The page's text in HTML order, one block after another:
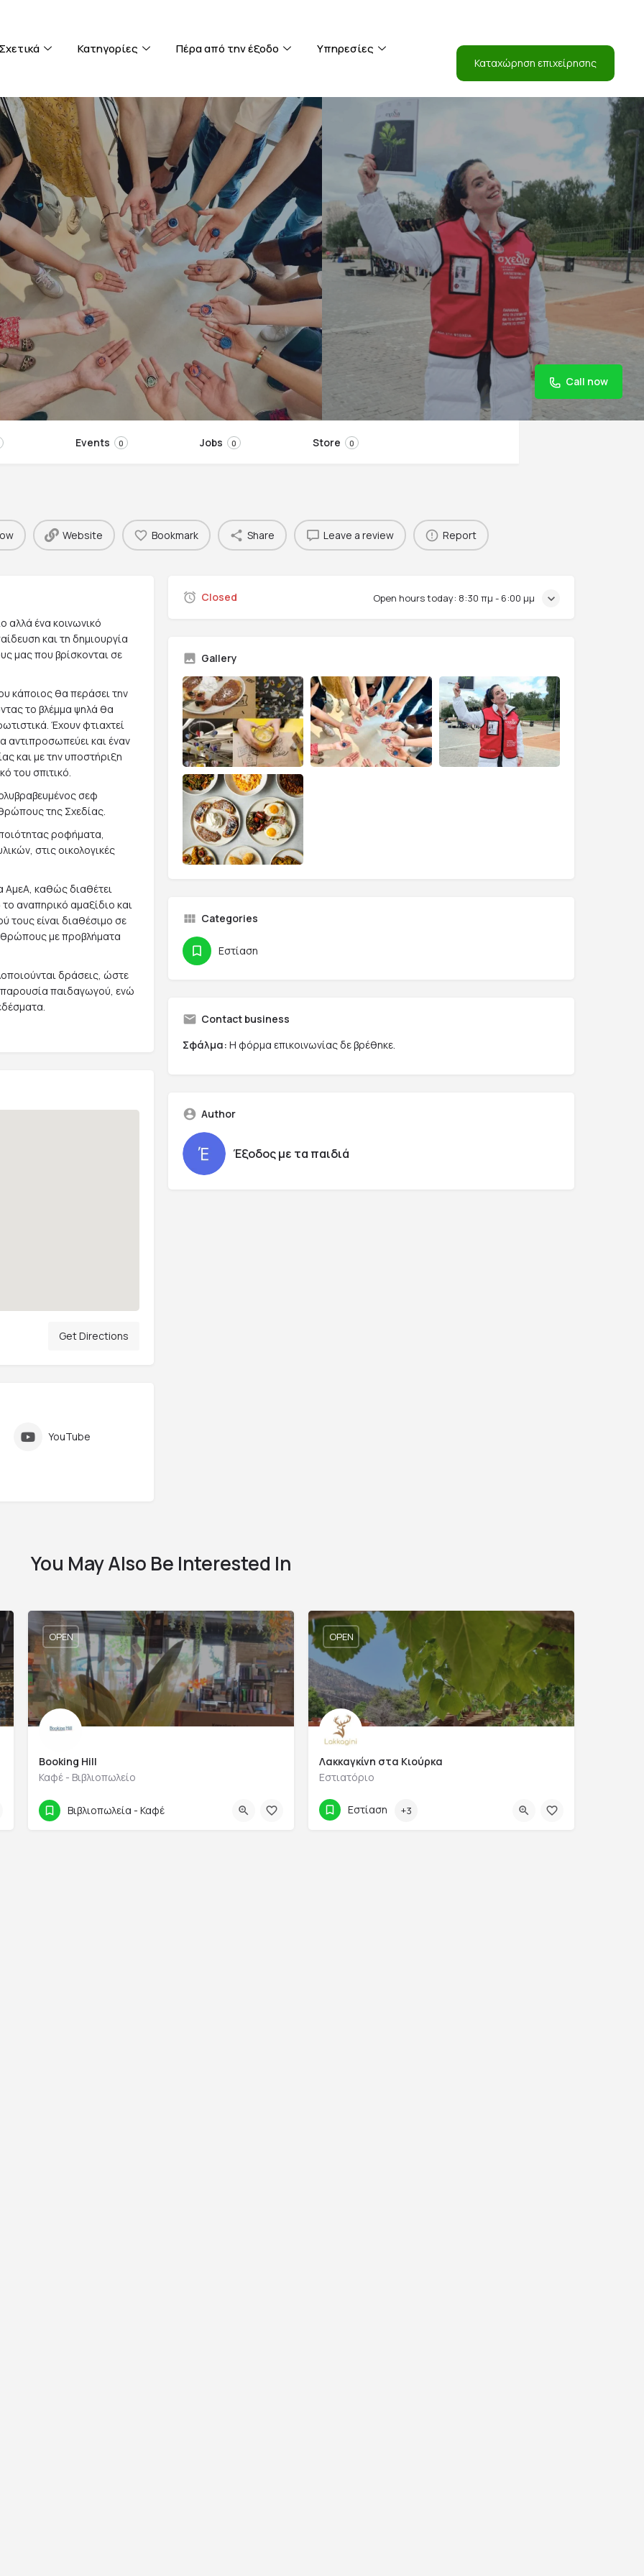
Σχετικά Κατηγορίες Πέρα από την έξοδο Υπηρεσίες
Καταχώρηση επιχείρησης
Call now
Events 0 Jobs 0 Store 0
Website Bookmark Share Leave a review Report
αλλά ένα κοινωνικό
και τη δημιουργία
μας που βρίσκονται σε
κάποιος θα περάσει την
το βλέμμα ψηλά θα
Έχουν φτιαχτεί
αντιπροσωπεύει και έναν
και με την υποστήριξη
του σπιτικό.
σεφ
της Σχεδίας.
ροφήματα,
στις οικολογικές
ΑμεΑ, καθώς διαθέτει
αναπηρικό αμαξίδιο και
τους είναι διαθέσιμο σε
με προβλήματα
δράσεις, ώστε
παρουσία παιδαγωγού, ενώ
Get Directions
YouTube
Closed Open hours today: 8:30 πμ - 6:00 μμ
Gallery
Categories
Εστίαση
Contact business
Σφάλμα: Η φόρμα επικοινωνίας δε βρέθηκε.
Author
Έξοδος με τα παιδιά
You May Also Be Interested In
Booking Hill
Καφέ - Βιβλιοπωλείο
21 0970 1503
OPEN
Βιβλιοπωλεία - Καφέ
Λακκαγκίνη στα Κιούρκα
Εστιατόριο
2295 022945
OPEN
Εστίαση +3